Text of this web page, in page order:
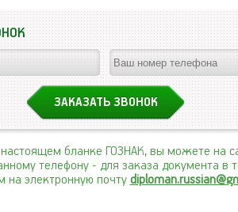
бланке ГОЗНАК, вы можете на
телефону - для заказа документа
на электронную почту